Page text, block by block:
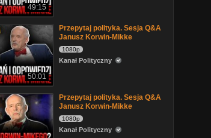
49:15
50:01
Przepytaj polityka. Sesja Q&A
Janusz Korwin-Mikke
1080p
Kanał Polityczny
Przepytaj polityka. Sesja Q&A
Janusz Korwin-Mikke
1080p
Kanał Polityczny